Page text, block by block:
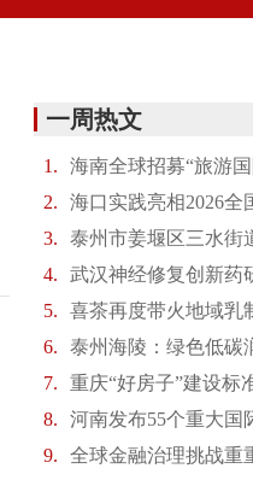
一周热文
1. 海南全球招募“旅游
2. 海口实践亮相2026全
3. 泰州市姜堰区三水街
4. 武汉神经修复创新药
5. 喜茶再度带火地域乳
6. 泰州海陵：绿色低碳
7. 重庆“好房子”建设标
8. 河南发布55个重大国
9. 全球金融治理挑战重